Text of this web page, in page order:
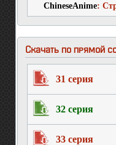
ChineseAnime:
Скачать по прямой
31 серия
32 серия
33 серия